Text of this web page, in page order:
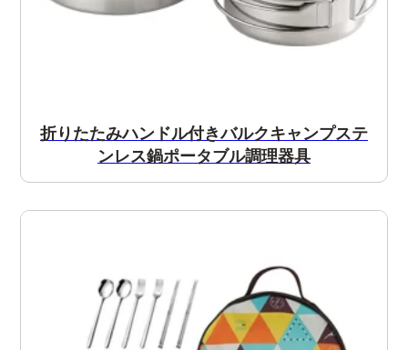
折りたたみハンドル付きバルクキャンプステ
ンレス鍋ポータブル調理器具